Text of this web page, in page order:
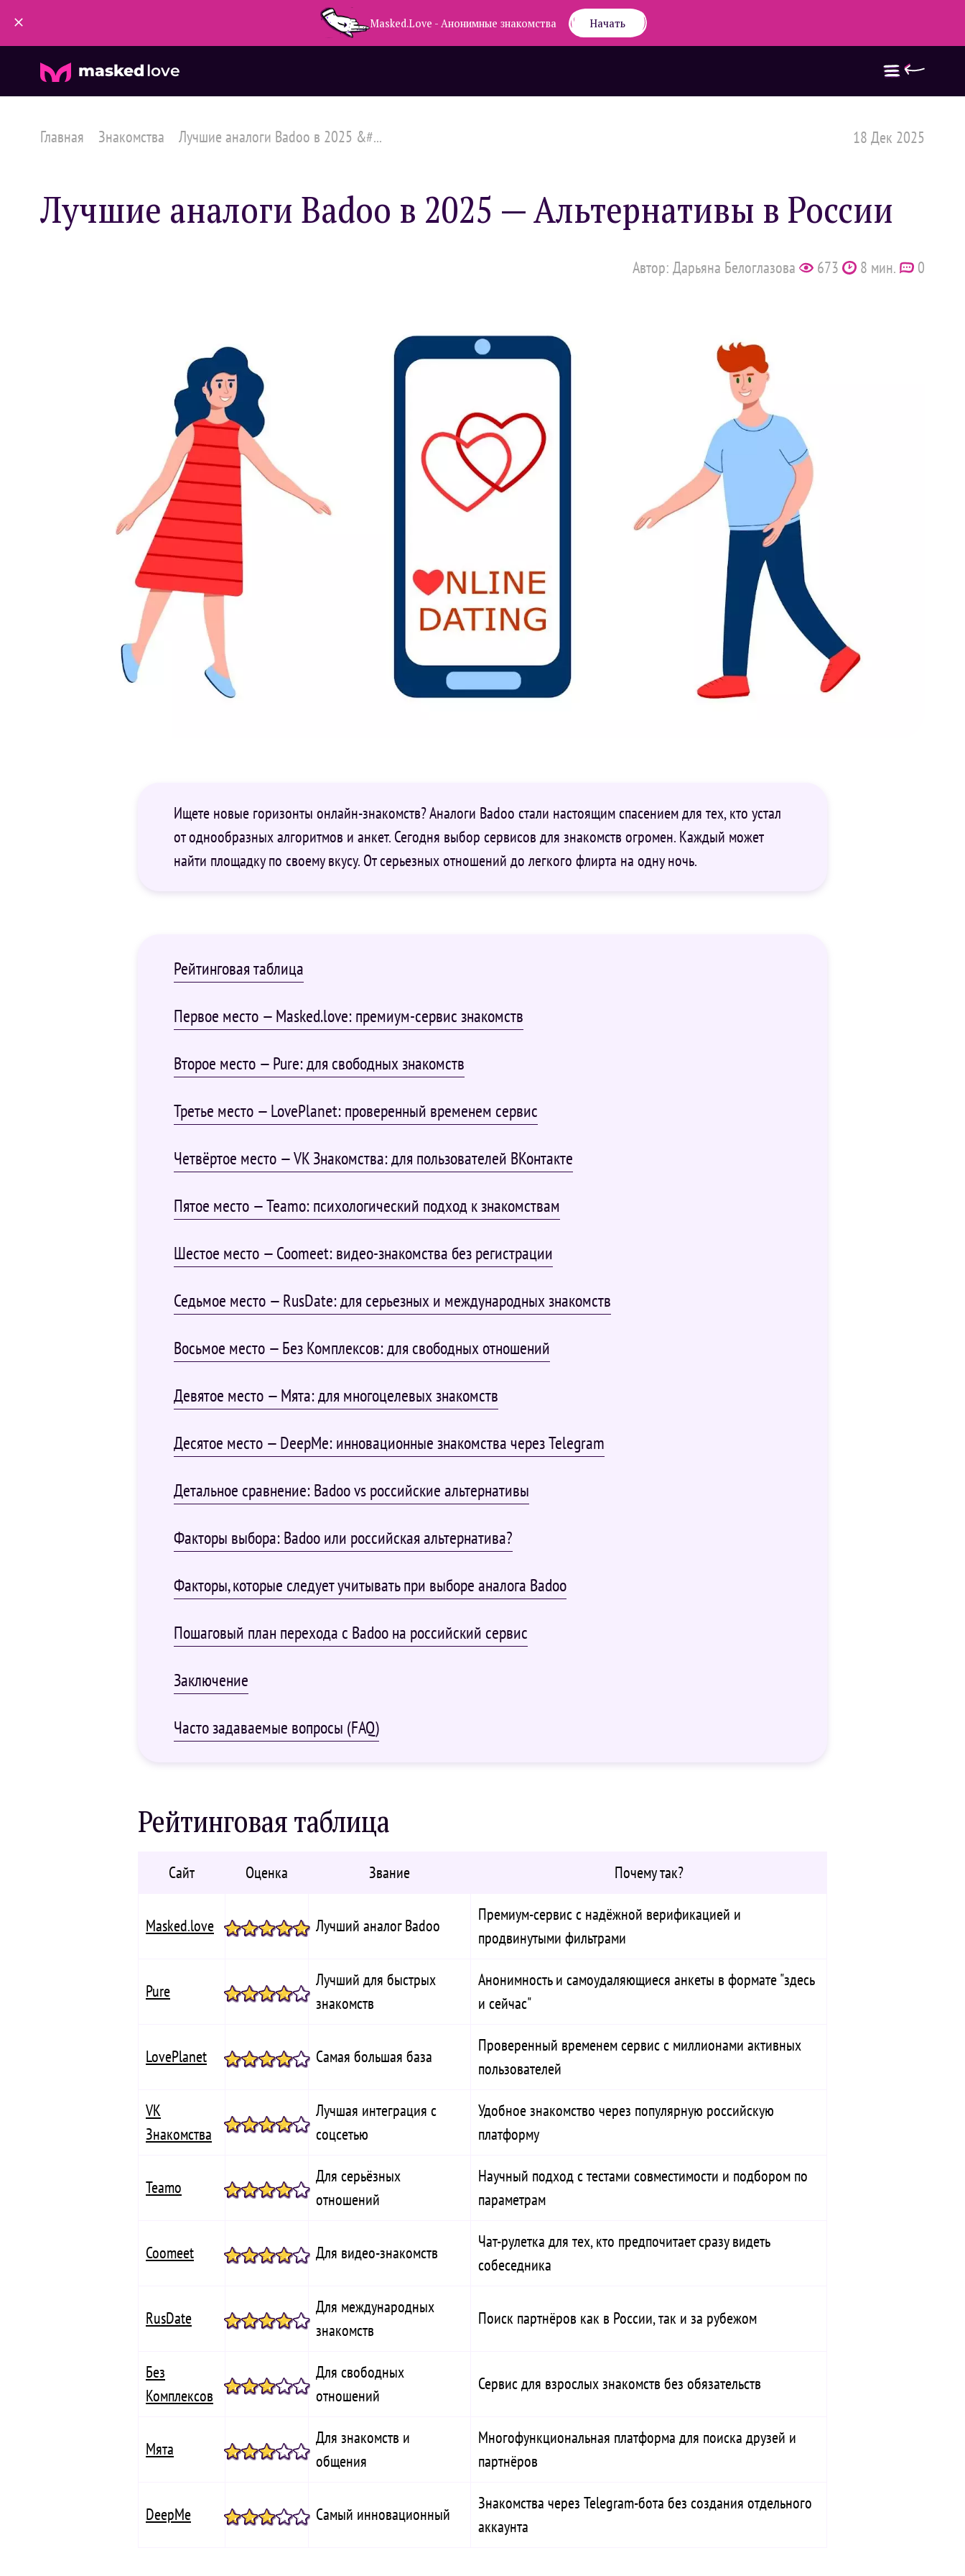
Masked.Love - Анонимные знакомства Начать
maskedlove
Главная Знакомства Лучшие аналоги Badoo в 2025 &#... 18 Дек 2025
Лучшие аналоги Badoo в 2025 — Альтернативы в России
Автор: Дарьяна Белоглазова 673 8 мин. 0
Ищете новые горизонты онлайн-знакомств? Аналоги Badoo стали настоящим спасением для тех, кто устал
от однообразных алгоритмов и анкет. Сегодня выбор сервисов для знакомств огромен. Каждый может
найти площадку по своему вкусу. От серьезных отношений до легкого флирта на одну ночь.
Рейтинговая таблица
Первое место — Masked.love: премиум-сервис знакомств
Второе место — Pure: для свободных знакомств
Третье место — LovePlanet: проверенный временем сервис
Четвёртое место — VK Знакомства: для пользователей ВКонтакте
Пятое место — Teamo: психологический подход к знакомствам
Шестое место — Coomeet: видео-знакомства без регистрации
Седьмое место — RusDate: для серьезных и международных знакомств
Восьмое место — Без Комплексов: для свободных отношений
Девятое место — Мята: для многоцелевых знакомств
Десятое место — DeepMe: инновационные знакомства через Telegram
Детальное сравнение: Badoo vs российские альтернативы
Факторы выбора: Badoo или российская альтернатива?
Факторы, которые следует учитывать при выборе аналога Badoo
Пошаговый план перехода с Badoo на российский сервис
Заключение
Часто задаваемые вопросы (FAQ)
Рейтинговая таблица
Сайт Оценка Звание Почему так?
Masked.love Лучший аналог Badoo
Премиум-сервис с надёжной верификацией и
продвинутыми фильтрами
Pure
Лучший для быстрых
знакомств
Анонимность и самоудаляющиеся анкеты в формате "здесь
и сейчас"
LovePlanet Самая большая база
Проверенный временем сервис с миллионами активных
пользователей
VK
Знакомства
Лучшая интеграция с
соцсетью
Удобное знакомство через популярную российскую
платформу
Teamo
Для серьёзных
отношений
Научный подход с тестами совместимости и подбором по
параметрам
Coomeet Для видео-знакомств
Чат-рулетка для тех, кто предпочитает сразу видеть
собеседника
RusDate
Для международных
знакомств
Поиск партнёров как в России, так и за рубежом
Без
Комплексов
Для свободных
отношений
Сервис для взрослых знакомств без обязательств
Мята
Для знакомств и
общения
Многофункциональная платформа для поиска друзей и
партнёров
DeepMe Самый инновационный
Знакомства через Telegram-бота без создания отдельного
аккаунта